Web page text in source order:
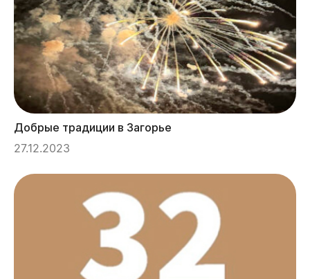
Добрые традиции в Загорье
27.12.2023